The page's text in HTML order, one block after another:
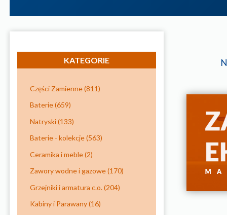
KATEGORIE
Części Zamienne(811)
Baterie(659)
Natryski(133)
Baterie - kolekcje(563)
Ceramika i meble(2)
Zawory wodne i gazowe(170)
Grzejniki i armatura c.o.(204)
Kabiny i Parawany(16)